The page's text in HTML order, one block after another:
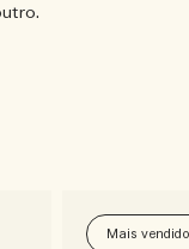
Mais vendido